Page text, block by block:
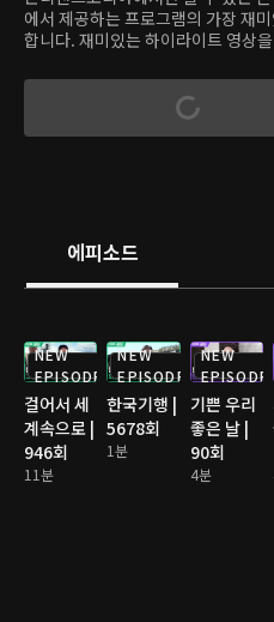
에서 제공하는 프로그램의 가장 재
합니다. 재미있는 하이라이트 영상
에피소드
NEW
EPISODE
걸어서 세
계속으로 |
946회
11분
NEW
EPISODE
한국기행 |
5678회
1분
NEW
EPISODE
기쁜 우리
좋은 날 |
90회
4분